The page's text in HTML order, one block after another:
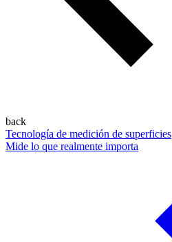
back
Tecnología de medición de superficies
Mide lo que realmente importa